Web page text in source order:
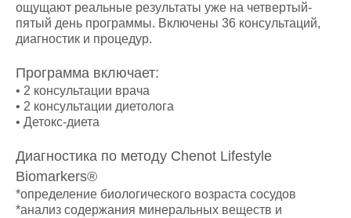
ощущают реальные результаты уже на четвертый-
пятый день программы. Включены 36 консультаций,
диагностик и процедур.
Программа включает:
• 2 консультации врача
• 2 консультации диетолога
• Детокс-диета
Диагностика по методу Chenot Lifestyle
Biomarkers®
*определение биологического возраста сосудов
*анализ содержания минеральных веществ и